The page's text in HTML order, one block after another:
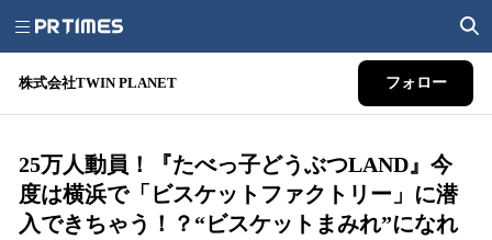
株式会社TWIN PLANET フォロー
25万人動員！『たべっ子どうぶつLAND』今
度は横浜で「ビスケットファクトリー」に潜
入できちゃう！？“ビスケットまみれ”になれ